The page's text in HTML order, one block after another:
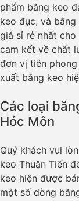
phẩm băng keo
keo đục, và
giá sỉ rẻ nhất
cam kết về chất
đơn vị tiên
xuất băng keo
Các loại
Hóc Môn
Quý khách vui
keo Thuận Tiến
keo hiện được
một số dòng